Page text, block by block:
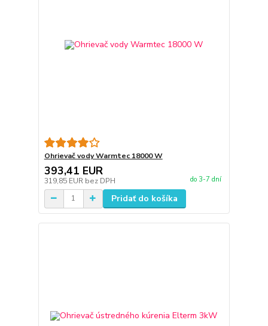
Ohrievač vody Warmtec 18000 W
393,41 EUR
319,85 EUR bez DPH do 3-7 dní
Pridať do košíka